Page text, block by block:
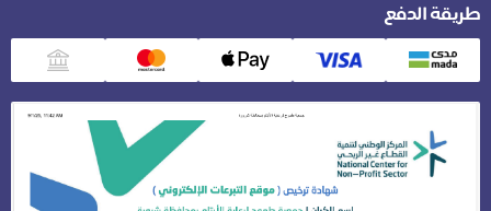
طريقة الدفع